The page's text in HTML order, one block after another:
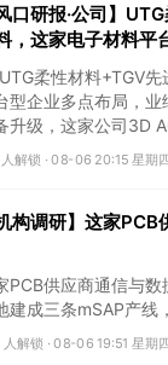
风口研报·公司】
，这家电子材料平
检测工位增加、
柔性材料+TGV先
型企业多点布局，
升级，这家公司3D
，现已进入头部客户
解锁 ·08-06 20:15 星期
机构调研】这家
PCB供应商通信与
建成三条mSAP产线
解锁 ·08-06 19:51 星期